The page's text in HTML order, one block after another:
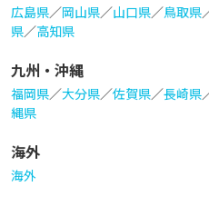
広島県／岡山県／山口県／鳥取県
県／高知県
九州・沖縄
福岡県／大分県／佐賀県／長崎県
縄県
海外
海外